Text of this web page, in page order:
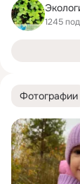
Фотографии
1245